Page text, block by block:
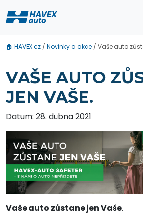
🏠 HAVEX.cz / Novinky a akce / Vaše auto
VAŠE AUTO
JEN VAŠE.
Datum: 28. dubna 2021
Vaše auto zůstane jen Vaše.